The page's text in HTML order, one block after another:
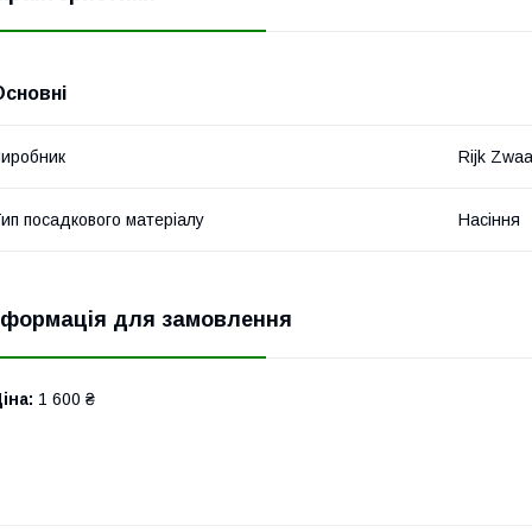
Rijk
посадкового матеріалу Насіння
для замовлення
1 600 ₴